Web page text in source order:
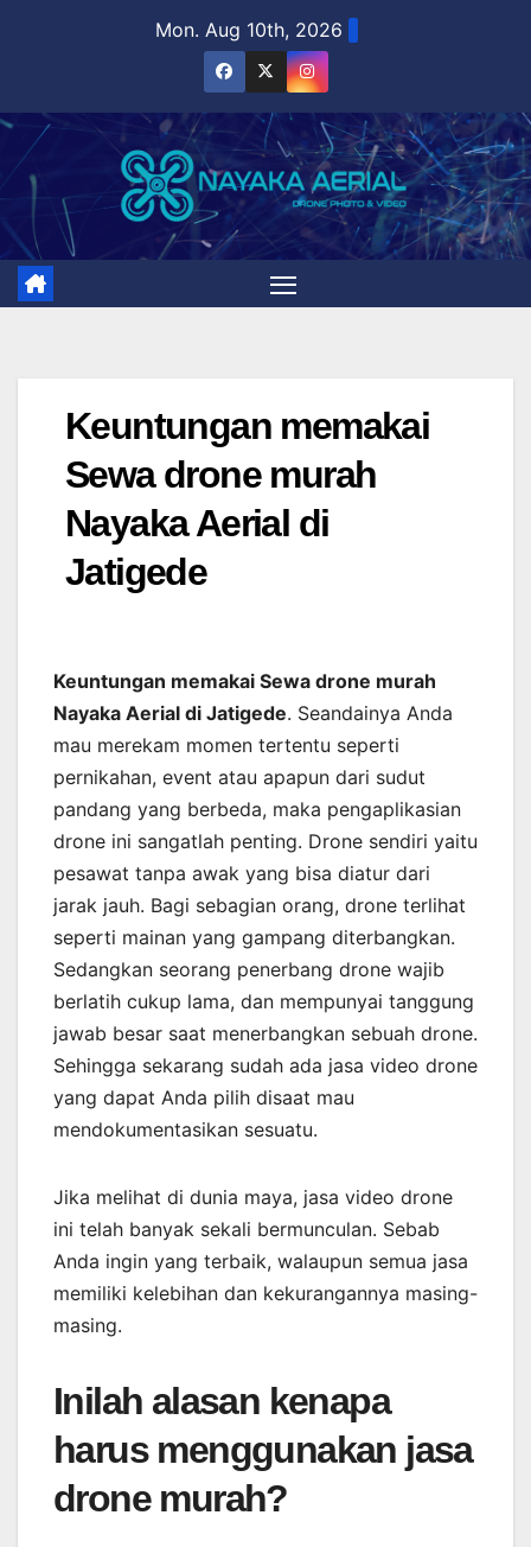
Mon. Aug 10th, 2026
Keuntungan memakai
Sewa drone murah
Nayaka Aerial di
Jatigede
Keuntungan memakai Sewa drone murah
Nayaka Aerial di Jatigede. Seandainya Anda
mau merekam momen tertentu seperti
pernikahan, event atau apapun dari sudut
pandang yang berbeda, maka pengaplikasian
drone ini sangatlah penting. Drone sendiri yaitu
pesawat tanpa awak yang bisa diatur dari
jarak jauh. Bagi sebagian orang, drone terlihat
seperti mainan yang gampang diterbangkan.
Sedangkan seorang penerbang drone wajib
berlatih cukup lama, dan mempunyai tanggung
jawab besar saat menerbangkan sebuah drone.
Sehingga sekarang sudah ada jasa video drone
yang dapat Anda pilih disaat mau
mendokumentasikan sesuatu.
Jika melihat di dunia maya, jasa video drone
ini telah banyak sekali bermunculan. Sebab
Anda ingin yang terbaik, walaupun semua jasa
memiliki kelebihan dan kekurangannya masing-
masing.
Inilah alasan kenapa
harus menggunakan jasa
drone murah?